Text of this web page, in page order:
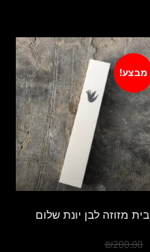
מבצע!
בית מזוזה לבן יונת שלום
₪200.00